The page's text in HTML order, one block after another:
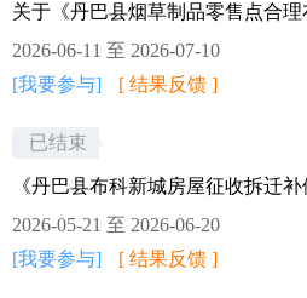
社会公开征求意见，欢迎
社会各界提出宝贵意见和
建议。 一、征求意见时间
2026年7月14日至2026年8
月13日（共30天）。 二、
关事业单位、县属国有企
2026-06-11 至 2026-07-10
[我要参与]
[ 结果反馈 ]
已结束
2026-05-21 至 2026-06-20
[我要参与]
[ 结果反馈 ]